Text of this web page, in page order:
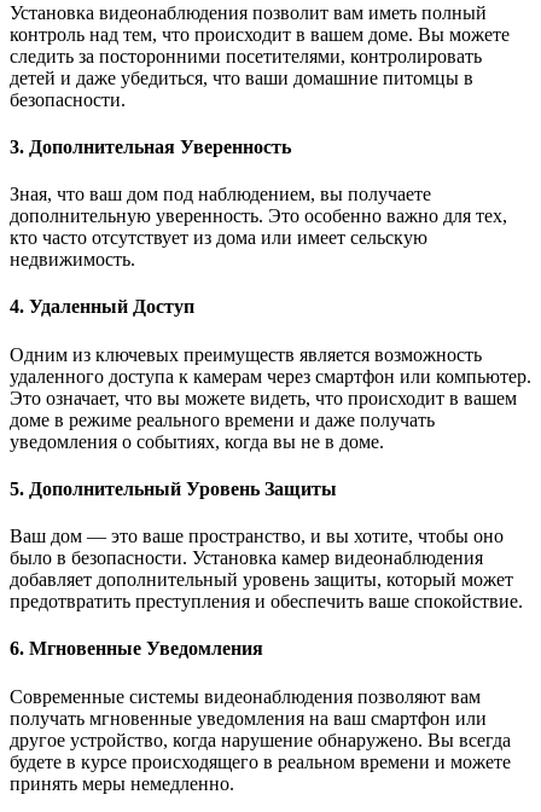
Установка видеонаблюдения позволит вам иметь полный
контроль над тем, что происходит в вашем доме. Вы можете
следить за посторонними посетителями, контролировать
детей и даже убедиться, что ваши домашние питомцы в
безопасности.
3. Дополнительная Уверенность
Зная, что ваш дом под наблюдением, вы получаете
дополнительную уверенность. Это особенно важно для тех,
кто часто отсутствует из дома или имеет сельскую
недвижимость.
4. Удаленный Доступ
Одним из ключевых преимуществ является возможность
удаленного доступа к камерам через смартфон или компьютер.
Это означает, что вы можете видеть, что происходит в вашем
доме в режиме реального времени и даже получать
уведомления о событиях, когда вы не в доме.
5. Дополнительный Уровень Защиты
Ваш дом — это ваше пространство, и вы хотите, чтобы оно
было в безопасности. Установка камер видеонаблюдения
добавляет дополнительный уровень защиты, который может
предотвратить преступления и обеспечить ваше спокойствие.
6. Мгновенные Уведомления
Современные системы видеонаблюдения позволяют вам
получать мгновенные уведомления на ваш смартфон или
другое устройство, когда нарушение обнаружено. Вы всегда
будете в курсе происходящего в реальном времени и можете
принять меры немедленно.